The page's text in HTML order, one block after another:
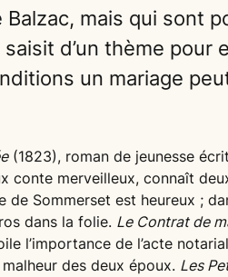
Balzac, mais qui sont
saisit d’un thème
un mariage
(1823), roman de jeunesse
conte merveilleux, connaît
de Sommerset est heureux ;
dans la folie. Le Contrat de
l’importance de l’acte
des deux époux. Les